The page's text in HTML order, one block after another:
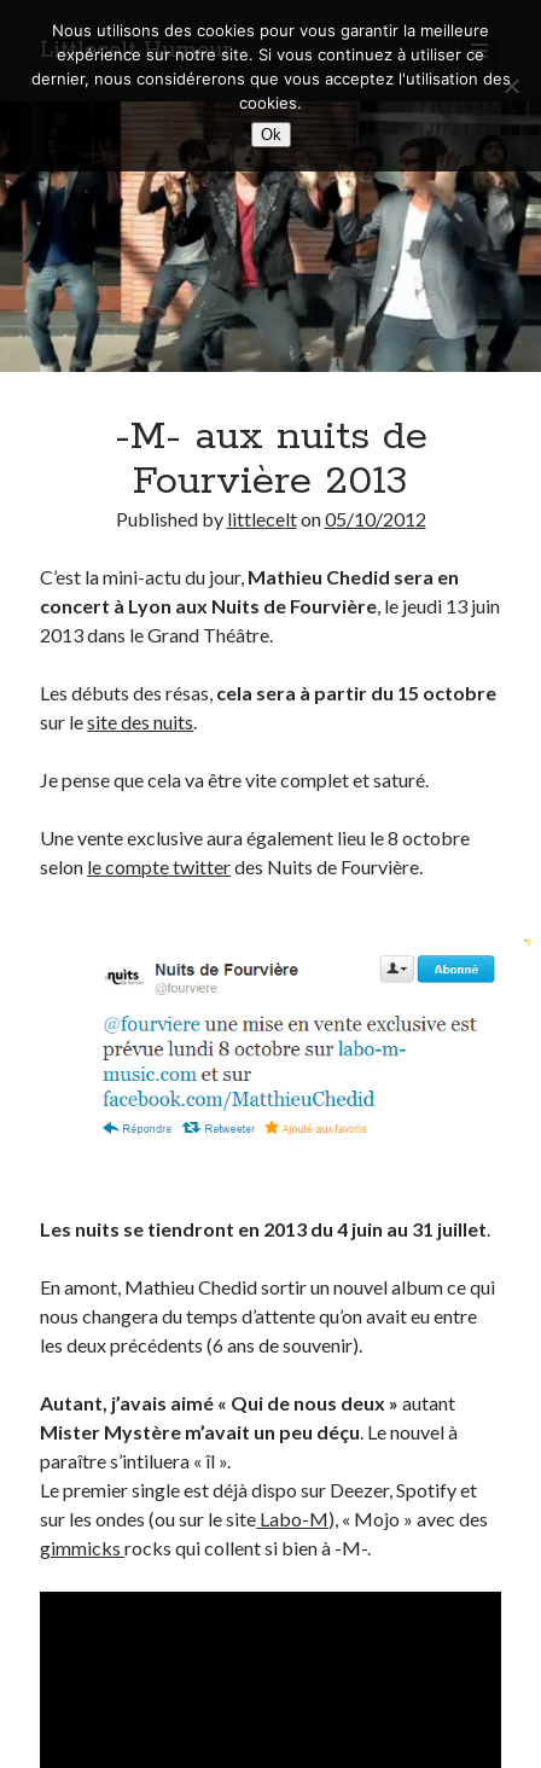
Littlecelt Humeur
open
primary
menu
Sidebar
Derniers articles
Municipales 2026 : Lyon, Métropole et Caluire, mon choix pour l’avenir
Quel Lyonnais es-tu, Renaud Ducher ?
A quand une véritable place pour le vélo à Caluire dans la Métropole de
Comment je vis ma vie sur un vélo
Derniers Commentaires
Entretien ménagerdans T’as vu quoi ? #52
littleceltdans Comment j’ai opéré ma vélorution toute personnelle
AnthonydansComment j’ai opéré ma vélorution toute personnelle
personnelle
Commentaires récents
dansComment j’ai opéré ma vélorution toute personnelle
Renaud DucherdansComment j’ai opéré ma vélorution toute
personnelle
Coup de coeur
Engagé
Geek
Green
Lectures
Lyon
Lyon à Livre Ouvert
Mini-monsieur
Non classé
Parole de Follower
Patchwork
-M- aux nuits de
Fourvière 2013
Published by littlecelton05/10/2012
C’est la mini-actu du jour, Mathieu Chedid sera en
concert à Lyon aux Nuits de Fourvière, le jeudi 13 juin
2013 dans le Grand Théâtre.
Les débuts des résas, cela sera à partir du 15 octobre
sur lesite des nuits.
Je pense que cela va être vite complet et saturé.
Une vente exclusive aura également lieu le 8 octobre
selon le compte twitterdes Nuits de Fourvière.
Les nuits se tiendront en 2013 du 4 juin au 31 juillet
En amont, Mathieu Chedid sortir un nouvel album ce qui
nous changera du temps d’attente qu’on avait eu entre
les deux précédents (6 ans de souvenir).
Autant, j’avais aimé « Qui de nous deux »autant
Mister Mystère m’avait un peu déçu . Le nouvel à
paraître s’intiluera « îl ».
Le premier single est déjà dispo sur Deezer, Spotify et
sur les ondes (ou sur le site Labo-M), « Mojo » avec des
gimmicksrocks qui collent si bien à -M-.
Nous utilisons des cookies pour vous garantir la meilleure
expérience sur notre site. Si vous continuez à utiliser ce
dernier, nous considérerons que vous acceptez l'utilisation des
cookies.
Ok